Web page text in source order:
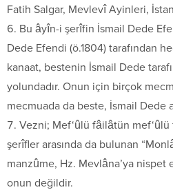
Fatih Salgar, Mevlevî Ayinleri,
Bu âyîn-i şerîfin İsmail Dede
Dede Efendi (ö.1804) tarafından
kanaat, bestenin İsmail Dede
yolundadır. Onun için birçok
mecmuada da beste, İsmail Dede
Vezni; Mef‘ûlü fâilâtün mef‘ûlü
şerîfler arasında da bulunan
manzûme, Hz. Mevlâna’ya
onun değildir.